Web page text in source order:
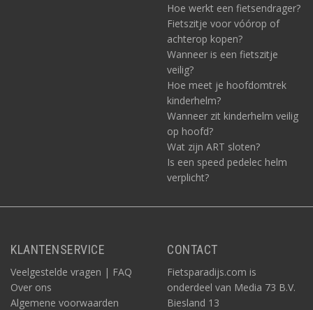
Hoe werkt een fietsendrager?
Fietszitje voor vóórop of
achterop kopen?
Wanneer is een fietszitje
veilig?
Hoe meet je hoofdomtrek
kinderhelm?
Wanneer zit kinderhelm veilig
op hoofd?
Wat zijn ART sloten?
Is een speed pedelec helm
verplicht?
KLANTENSERVICE
Veelgestelde vragen | FAQ
Over ons
Algemene voorwaarden
CONTACT
Fietsparadijs.com is
onderdeel van Media 73 B.V.
Biesland 13